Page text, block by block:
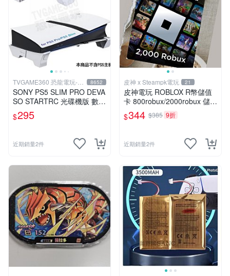
TVGAME360 恐龍電玩-台
中店
8652
SONY PS5 SLIM PRO DEVA
SO STARTRC 光碟機版 數位
版 主機橫放架 支架 支撐架
台中
$295
近期銷量2件
皮神 x Steampk電玩 21
皮神電玩 ROBLOX R幣儲值
卡 800robux/2000robux 儲值
序號
$344 $385 9折
近期銷量2件